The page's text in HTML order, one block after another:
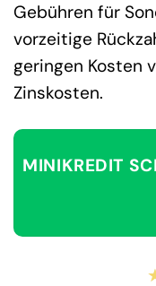
Gebühren für
vorzeitige
geringen Kosten
Zinskosten.
MINIKREDIT